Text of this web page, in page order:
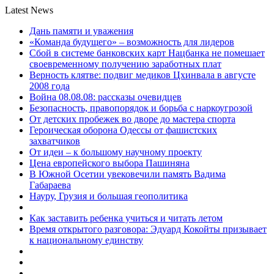
Latest News
Дань памяти и уважения
«Команда будущего» – возможность для лидеров
Сбой в системе банковских карт Нацбанка не помешает
своевременному получению заработных плат
Верность клятве: подвиг медиков Цхинвала в августе
2008 года
Война 08.08.08: рассказы очевидцев
Безопасность, правопорядок и борьба с наркоугрозой
От детских пробежек во дворе до мастера спорта
Героическая оборона Одессы от фашистских
захватчиков
От идеи – к большому научному проекту
Цена европейского выбора Пашиняна
В Южной Осетии увековечили память Вадима
Габараева
Науру, Грузия и большая геополитика
Как заставить ребенка учиться и читать летом
Время открытого разговора: Эдуард Кокойты призывает
к национальному единству